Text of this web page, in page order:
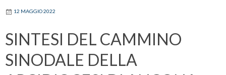
12 MAGGIO 2022
SINTESI DEL CAMMINO
SINODALE DELLA